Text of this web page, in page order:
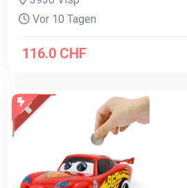
Vor 10 Tagen
116.0 CHF